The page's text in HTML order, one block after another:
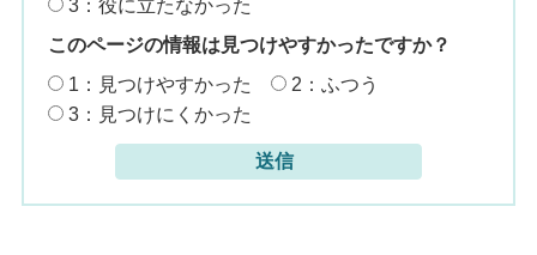
3：役に立たなかった
このページの情報は見つけやすかったですか？
1：見つけやすかった
2：ふつう
3：見つけにくかった